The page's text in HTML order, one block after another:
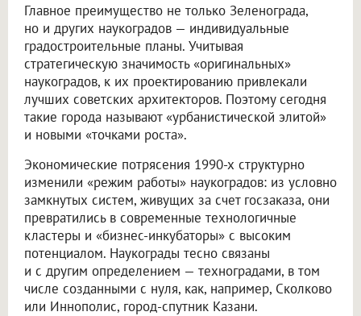
Главное преимущество не только Зеленограда,
но и других наукоградов — индивидуальные
градостроительные планы. Учитывая
стратегическую значимость «оригинальных»
наукоградов, к их проектированию привлекали
лучших советских архитекторов. Поэтому сегодня
такие города называют «урбанистической элитой»
и новыми «точками роста».
Экономические потрясения 1990-х структурно
изменили «режим работы» наукоградов: из условно
замкнутых систем, живущих за счет госзаказа, они
превратились в современные технологичные
кластеры и «бизнес-инкубаторы» с высоким
потенциалом. Наукограды тесно связаны
и с другим определением — техноградами, в том
числе созданными с нуля, как, например, Сколково
или Иннополис, город-спутник Казани.